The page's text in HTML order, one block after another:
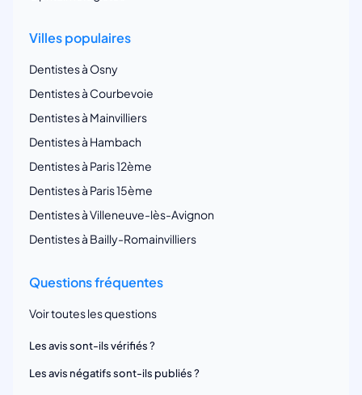
Villes populaires
Dentistes à Osny
Dentistes à Courbevoie
Dentistes à Mainvilliers
Dentistes à Hambach
Dentistes à Paris 12ème
Dentistes à Paris 15ème
Dentistes à Villeneuve-lès-Avignon
Dentistes à Bailly-Romainvilliers
Questions fréquentes
Voir toutes les questions
Les avis sont-ils vérifiés ?
Les avis négatifs sont-ils publiés ?